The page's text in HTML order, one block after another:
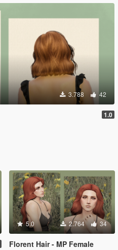
3.788 42
1.0
5.0 2.764 34
Florent Hair - MP Female